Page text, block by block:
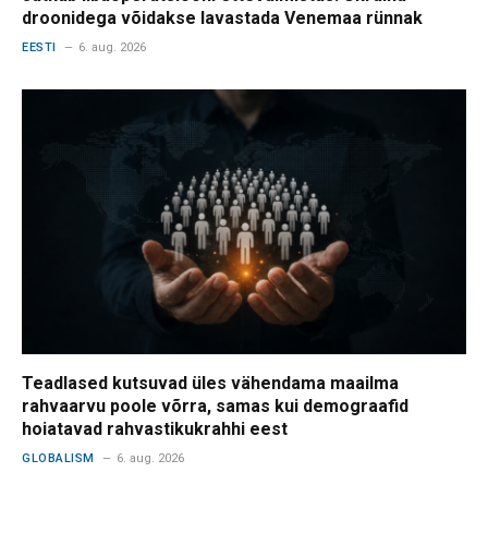
droonidega võidakse lavastada Venemaa rünnak
EESTI 6. aug. 2026
Teadlased kutsuvad üles vähendama maailma
rahvaarvu poole võrra, samas kui demograafid
hoiatavad rahvastikukrahhi eest
GLOBALISM 6. aug. 2026